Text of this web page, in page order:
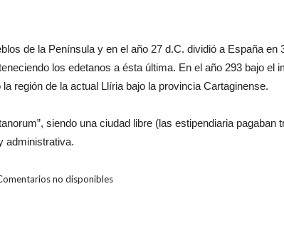
de la Península y en el año 27 d.C. dividió a España en
los edetanos a ésta última. En el año 293 bajo el
región de la actual Llíria bajo la provincia Cartaginense.
siendo una ciudad libre (las estipendiaria pagaban
administrativa.
no disponibles